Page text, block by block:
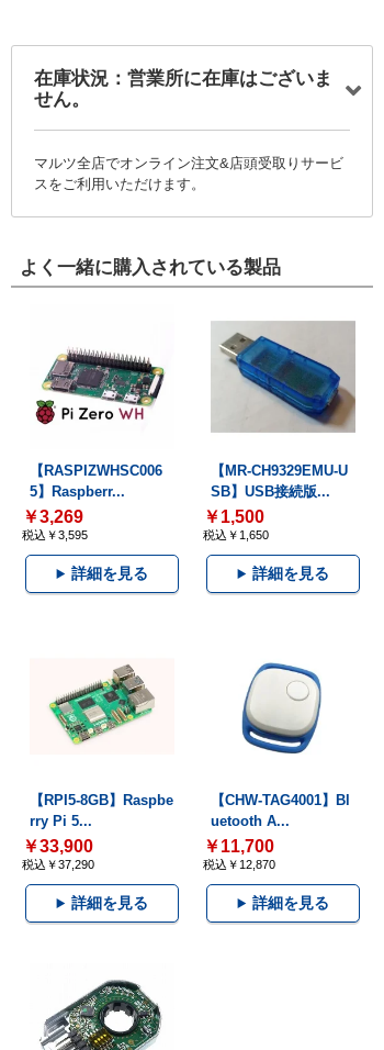
在庫状況：営業所に在庫はございま
せん。
マルツ全店でオンライン注文&店頭受取りサービ
スをご利用いただけます。
よく一緒に購入されている製品
【RASPIZWHSC006
5】Raspberr...
￥3,269
税込￥3,595
詳細を見る
【MR-CH9329EMU-U
SB】USB接続版...
￥1,500
税込￥1,650
詳細を見る
【RPI5-8GB】Raspbe
rry Pi 5...
￥33,900
税込￥37,290
詳細を見る
【CHW-TAG4001】Bl
uetooth A...
￥11,700
税込￥12,870
詳細を見る